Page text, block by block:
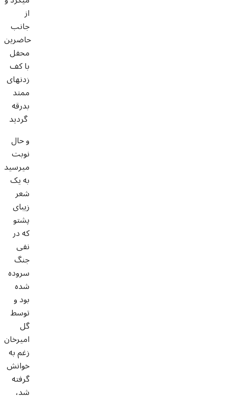
از
جانب
حاضرین
محفل
با کف
زدنهای
ممتد
بدرقه
گردید
و حال
نوبت
میرسید
به یک
شعر
زیبای
پشتو
که در
نفی
جنگ
سروده
شده
بود و
توسط
گل
امیرخان
زغم به
خوانش
گرفته
شد،